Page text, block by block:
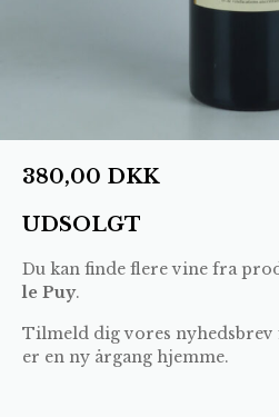
380,00 DKK
UDSOLGT
Du kan finde flere vine fra
le Puy.
Tilmeld dig vores nyhedsbrev
er en ny årgang hjemme.